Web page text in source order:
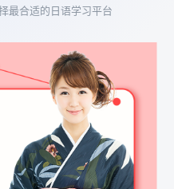
最合适的日语学习平台